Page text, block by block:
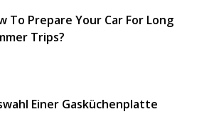
To Prepare Your Car For Long
Trips?
Einer Gasküchenplatte